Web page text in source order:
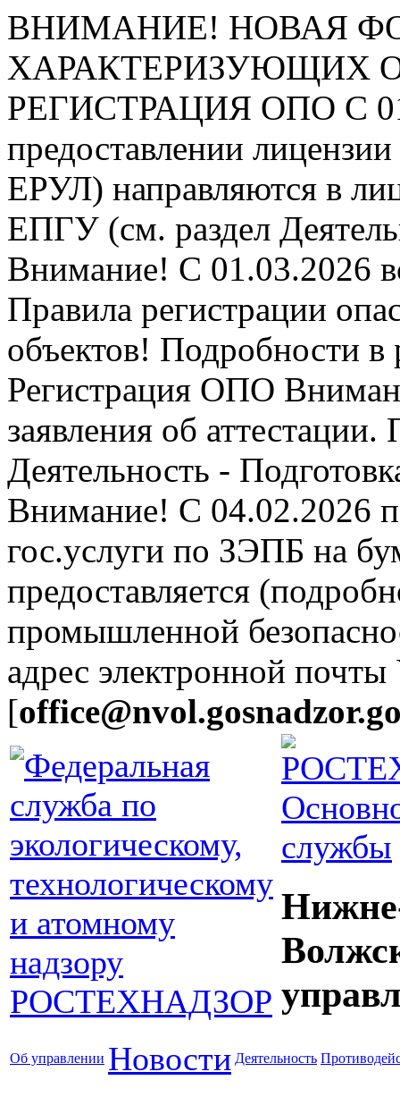
ВНИМАНИЕ! НОВАЯ
ХАРАКТЕРИЗУЮЩИХ
РЕГИСТРАЦИЯ ОПО С
предоставлении
ЕРУЛ) направляются в
ЕПГУ (см. раздел
Внимание! С 01.03.2026
Правила регистрации
объектов! Подробности в
Регистрация ОПО
заявления об
Деятельность -
Внимание! С 04.02.2026
гос.услуги по ЗЭПБ на
предоставляется
промышленной
адрес электронной
[
службы
Об управлении Новости Деятельность